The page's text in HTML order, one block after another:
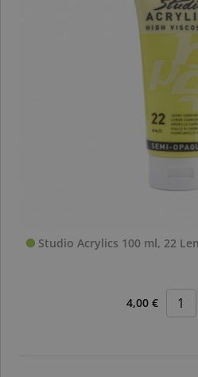
Studio Acrylics 100 ml, 22
4,00 €